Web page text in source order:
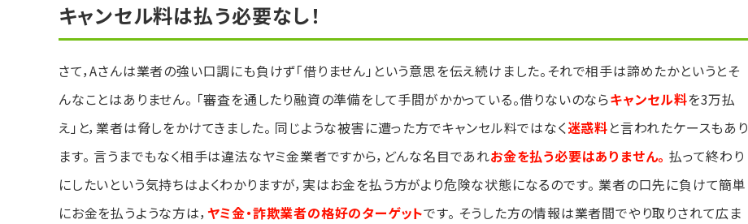
キャンセル料は払う必要なし！
さて，Aさんは業者の強い口調にも負けず「借りません」という意思を伝え続けました。それで相手は諦めたかというとそ
んなことはありません。 「審査を通したり融資の準備をして手間がかかっている。借りないのならキャンセル料を3万払
え」と，業者は脅しをかけてきました。 同じような被害に遭った方でキャンセル料ではなく迷惑料と言われたケースもあり
ます。 言うまでもなく相手は違法なヤミ金業者ですから，どんな名目であれお金を払う必要はありません。 払って終わり
にしたいという気持ちはよくわかりますが，実はお金を払う方がより危険な状態になるのです。 業者の口先に負けて簡単
にお金を払うような方は， ヤミ金・詐欺業者の格好のターゲットです。 そうした方の情報は業者間でやり取りされて広ま